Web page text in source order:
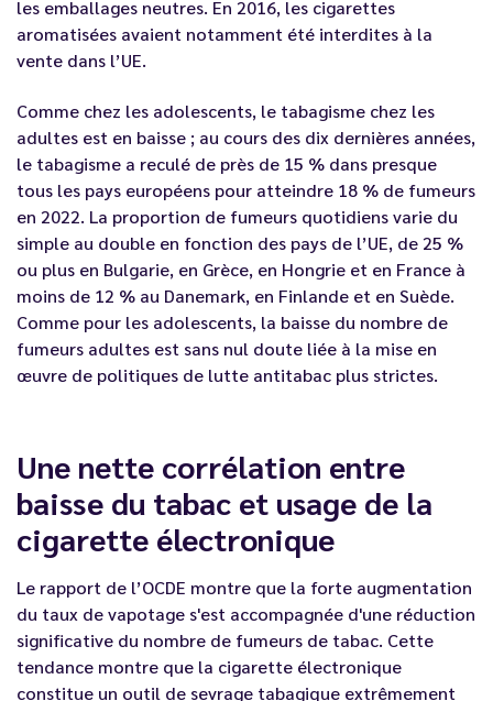
les emballages neutres. En 2016, les cigarettes
aromatisées avaient notamment été interdites à la
vente dans l’UE.
Comme chez les adolescents, le tabagisme chez les
adultes est en baisse ; au cours des dix dernières années,
le tabagisme a reculé de près de 15 % dans presque
tous les pays européens pour atteindre 18 % de fumeurs
en 2022. La proportion de fumeurs quotidiens varie du
simple au double en fonction des pays de l’UE, de 25 %
ou plus en Bulgarie, en Grèce, en Hongrie et en France à
moins de 12 % au Danemark, en Finlande et en Suède.
Comme pour les adolescents, la baisse du nombre de
fumeurs adultes est sans nul doute liée à la mise en
œuvre de politiques de lutte antitabac plus strictes.
Une nette corrélation entre
baisse du tabac et usage de la
cigarette électronique
Le rapport de l’OCDE montre que la forte augmentation
du taux de vapotage s'est accompagnée d'une réduction
significative du nombre de fumeurs de tabac. Cette
tendance montre que la cigarette électronique
constitue un outil de sevrage tabagique extrêmement